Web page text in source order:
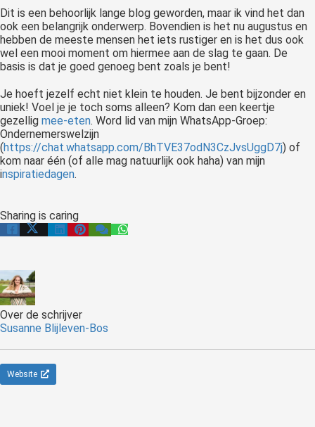
Dit is een behoorlijk lange blog geworden, maar ik vind het dan
ook een belangrijk onderwerp. Bovendien is het nu augustus en
hebben de meeste mensen het iets rustiger en is het dus ook
wel een mooi moment om hiermee aan de slag te gaan. De
basis is dat je goed genoeg bent zoals je bent!
Je hoeft jezelf echt niet klein te houden. Je bent bijzonder en
uniek! Voel je je toch soms alleen? Kom dan een keertje
gezellig mee-eten. Word lid van mijn WhatsApp-Groep:
Ondernemerswelzijn
(https://chat.whatsapp.com/BhTVE37odN3CzJvsUggD7j) of
kom naar één (of alle mag natuurlijk ook haha) van mijn
inspiratiedagen.
Sharing is caring
Over de schrijver
Susanne Blijleven-Bos
Website